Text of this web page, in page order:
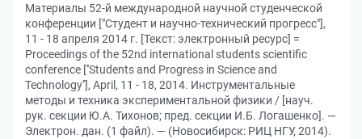
Материалы 52-й международной научной студенческой
конференции ["Студент и научно-технический прогресс"],
11 - 18 апреля 2014 г. [Текст: электронный ресурс] =
Proceedings of the 52nd international students scientific
conference [''Students and Progress in Science and
Technology''], April, 11 - 18, 2014. Инструментальные
методы и техника экспериментальной физики / [науч.
рук. секции Ю.А. Тихонов; пред. секции И.Б. Логашенко]. —
Электрон. дан. (1 файл). — (Новосибирск: РИЦ НГУ, 2014).